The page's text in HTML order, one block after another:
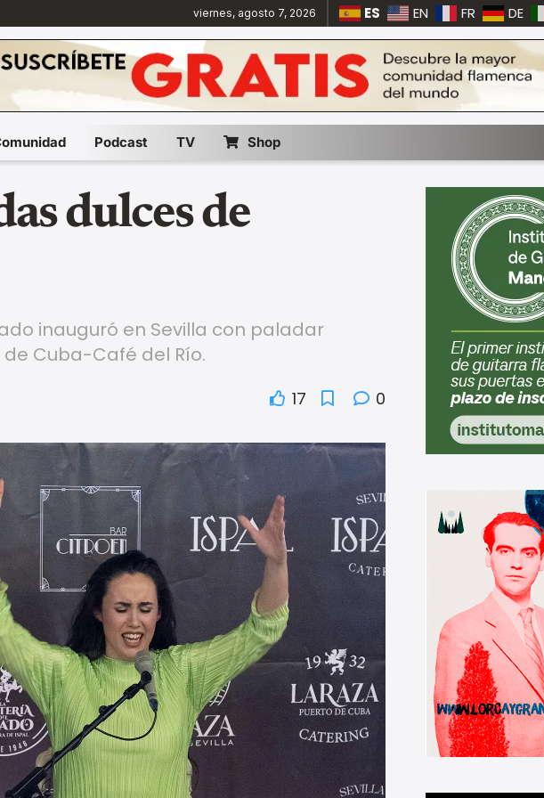
viernes, agosto 7, 2026 ES EN FR DE
Podcast TV Shop
dulces de
inauguró en Sevilla con paladar
de Cuba-Café del Río.
17 0